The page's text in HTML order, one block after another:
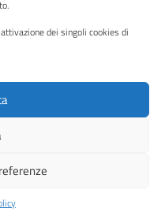
dei singoli cookies di